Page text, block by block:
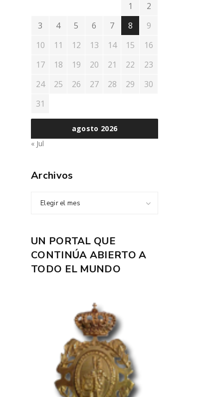
agosto 2026
1
2
3
4 5 6 7 8
9
10
11 12 13 14 15
16
17
18 19 20 21 22
23
24
25 26 27 28 29
30
31
« Jul
Archivos
Elegir el mes
UN PORTAL QUE
CONTINÚA ABIERTO A
TODO EL MUNDO